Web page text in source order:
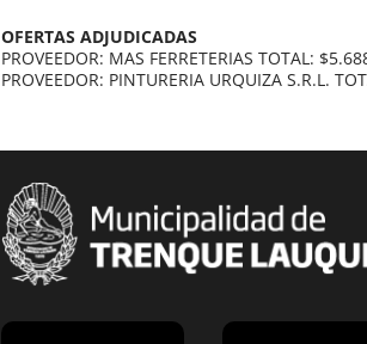
OFERTAS ADJUDICADAS
PROVEEDOR: MAS FERRETERIAS TOTAL:
PROVEEDOR: PINTURERIA URQUIZA S.R.L.